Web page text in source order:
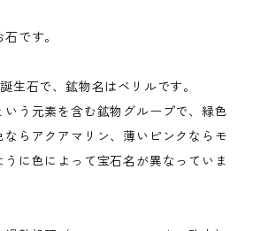
です。
生石で、鉱物名はベリルです。
う元素を含む鉱物グループで、緑色
らアクアマリン、薄いピンクならモ
に色によって宝石名が異なっていま